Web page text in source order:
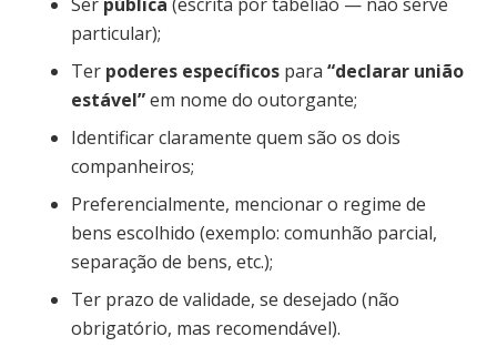
Ser pública (escrita por tabelião — não serve
particular);
Ter poderes específicos para “declarar união
estável”em nome do outorgante;
Identificar claramente quem são os dois
companheiros;
Preferencialmente, mencionar o regime de
bens escolhido (exemplo: comunhão parcial,
separação de bens, etc.);
Ter prazo de validade, se desejado (não
obrigatório, mas recomendável).